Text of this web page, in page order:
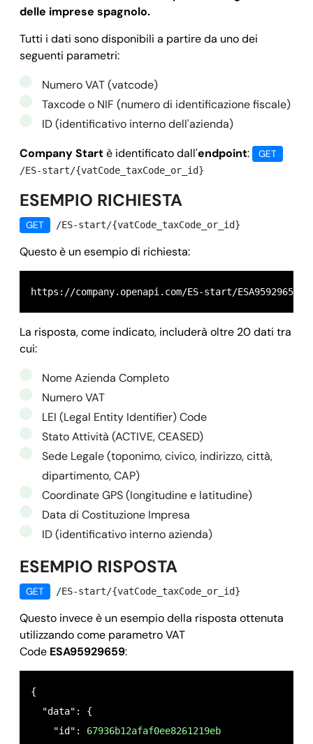
delle imprese spagnolo.
Tutti i dati sono disponibili a partire da uno dei
seguenti parametri:
Numero VAT (vatcode)
Taxcode o NIF (numero di identificazione fiscale)
ID (identificativo interno dell'azienda)
Company Startè identificato dall'endpoint: GET
/ES-start/{vatCode_taxCode_or_id}
ESEMPIO RICHIESTA
GET /ES-start/{vatCode_taxCode_or_id}
Questo è un esempio di richiesta:
https://company.openapi.com/ES-start/ESA95929659
La risposta, come indicato, includerà oltre 20 dati tra
cui:
Nome Azienda Completo
Numero VAT
LEI (Legal Entity Identifier) Code
Stato Attività (ACTIVE, CEASED)
Sede Legale (toponimo, civico, indirizzo, città,
dipartimento, CAP)
Coordinate GPS (longitudine e latitudine)
Data di Costituzione Impresa
ID (identificativo interno azienda)
ESEMPIO RISPOSTA
GET /ES-start/{vatCode_taxCode_or_id}
Questo invece è un esempio della risposta ottenuta
utilizzando come parametro VAT
Code ESA95929659:
{
  "data": {
    "id":
67936b12afaf0ee8261219eb